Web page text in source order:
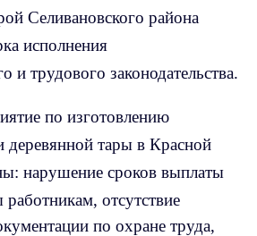
Селивановского района
исполнения
и трудового законодательства.
по изготовлению
деревянной тары в Красной
нарушение сроков выплаты
работникам, отсутствие
по охране труда,